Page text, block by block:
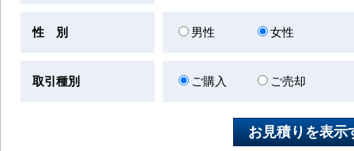
性 別 男性 女性
取引種別 ご購入 ご売却